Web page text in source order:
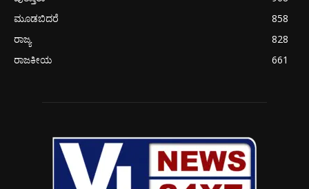
ಮೂಡಬಿದರೆ
858
ರಾಜ್ಯ
828
ರಾಜಕೀಯ
661